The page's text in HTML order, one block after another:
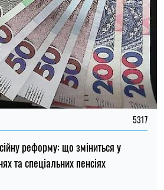
5317
реформу: що зміниться у
та спеціальних пенсіях